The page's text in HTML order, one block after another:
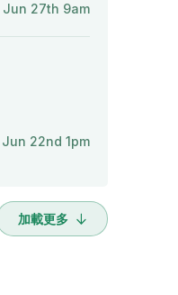
Jun 27th 9am
22nd 1pm
加載更多